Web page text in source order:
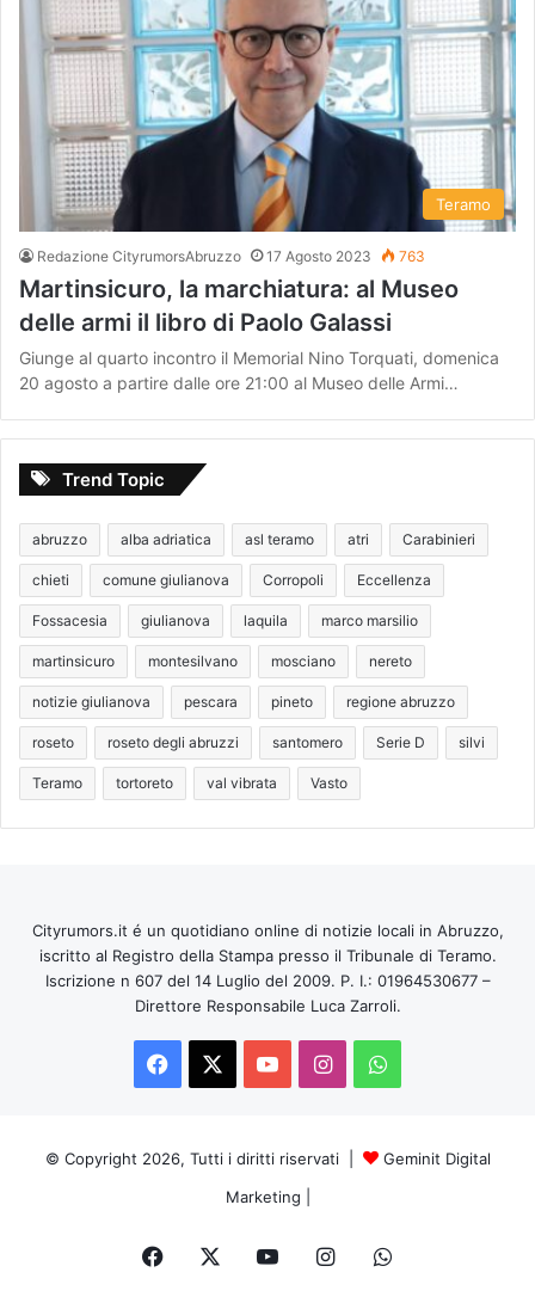
Teramo
Redazione CityrumorsAbruzzo 17 Agosto 2023 763
Martinsicuro, la marchiatura: al Museo
delle armi il libro di Paolo Galassi
Giunge al quarto incontro il Memorial Nino Torquati, domenica
20 agosto a partire dalle ore 21:00 al Museo delle Armi…
Trend Topic
abruzzo alba adriatica asl teramo atri Carabinieri
chieti comune giulianova Corropoli Eccellenza
Fossacesia giulianova laquila marco marsilio
martinsicuro montesilvano mosciano nereto
notizie giulianova pescara pineto regione abruzzo
roseto roseto degli abruzzi santomero Serie D silvi
Teramo tortoreto val vibrata Vasto
Cityrumors.it é un quotidiano online di notizie locali in Abruzzo,
iscritto al Registro della Stampa presso il Tribunale di Teramo.
Iscrizione n 607 del 14 Luglio del 2009. P. I.: 01964530677 –
Direttore Responsabile Luca Zarroli.
Facebook
You InstagramWhatsApp
© Copyright 2026, Tutti i diritti riservati |
Geminit Digital
Marketing
Facebook InstagramWhatsApp